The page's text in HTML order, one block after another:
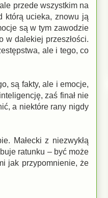
przede wszystkim na
którą ucieka, znowu ją
są w tym zawodzie
w dalekiej przeszłości.
ale i tego, co
są fakty, ale i emocje,
zaś finał nie
a niektóre rany nigdy
Małecki z niezwykłą
ratunku – być może
jak przypomnienie, że